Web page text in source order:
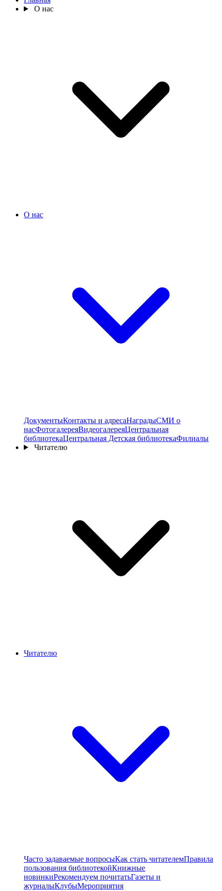
О нас
О нас
ДокументыКонтакты и адресаНаградыСМИ о
насФотогалереяВидеогалереяЦентральная
библиотекаЦентральная Детская библиотекаФилиалы
Читателю
Читателю
Часто задаваемые вопросыКак стать читателемПравила
пользования библиотекойКнижные
новинкиРекомендуем почитатьГазеты и
журналыКлубыМероприятия